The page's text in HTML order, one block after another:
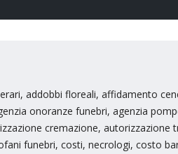
addobbi floreali, affidamento
onoranze funebri, agenzia
cremazione, autorizzazione
funebri, costi, necrologi, costo